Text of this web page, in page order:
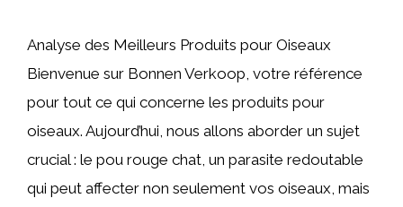
Analyse des Meilleurs Produits pour Oiseaux
Bienvenue sur Bonnen Verkoop, votre référence
pour tout ce qui concerne les produits pour
oiseaux. Aujourd’hui, nous allons aborder un sujet
crucial : le pou rouge chat, un parasite redoutable
qui peut affecter non seulement vos oiseaux, mais